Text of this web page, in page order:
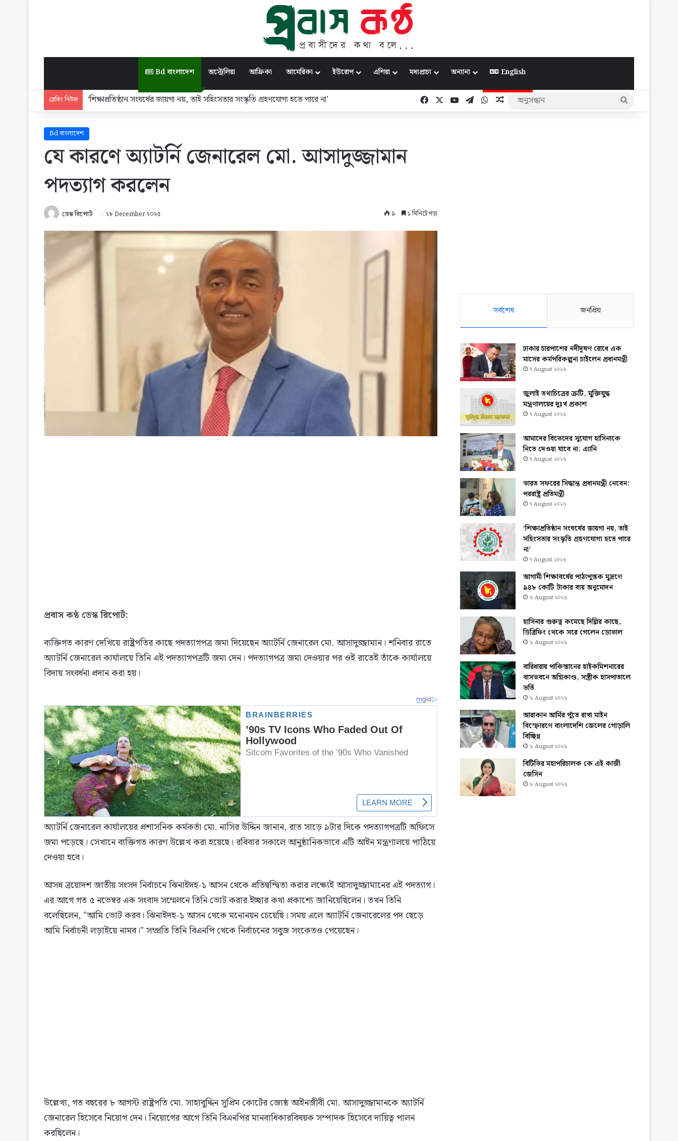
Bd বাংলাদেশ অস্ট্রেলিয়া আফ্রিকা আমেরিকা ইউরোপ এশিয়া মধ্যপ্রাচ্য অন্যান্য English
ব্রেকিং নিউজ ‘শিক্ষাপ্রতিষ্ঠান সংঘর্ষের জায়গা নয়, তাই সহিংসতার সংস্কৃতি গ্রহণযোগ্য হতে পারে না’ Facebook YouTubeTelegramWhatsApp
Random Article
Bd বাংলাদেশ
যে কারণে অ্যাটর্নি জেনারেল মো. আসাদুজ্জামান
পদত্যাগ করলেন
ডেস্ক রিপোর্ট ২৮ December ২০২৫ ৯ ১ মিনিটে পড়া
প্রবাস কন্ঠ ডেস্ক রিপোর্ট:
ব্যক্তিগত কারণ দেখিয়ে রাষ্ট্রপতির কাছে পদত্যাগপত্র জমা দিয়েছেন অ্যাটর্নি জেনারেল মো. আসাদুজ্জামান। শনিবার রাতে
অ্যাটর্নি জেনারেল কার্যালয়ে তিনি এই পদত্যাগপত্রটি জমা দেন। পদত্যাগপত্র জমা দেওয়ার পর ওই রাতেই তাঁকে কার্যালয়ে
বিদায় সংবর্ধনা প্রদান করা হয়।
অ্যাটর্নি জেনারেল কার্যালয়ের প্রশাসনিক কর্মকর্তা মো. নাসির উদ্দিন জানান, রাত সাড়ে ৯টার দিকে পদত্যাগপত্রটি অফিসে
জমা পড়েছে। সেখানে ব্যক্তিগত কারণ উল্লেখ করা হয়েছে। রবিবার সকালে আনুষ্ঠানিকভাবে এটি আইন মন্ত্রণালয়ে পাঠিয়ে
দেওয়া হবে।
আসন্ন ত্রয়োদশ জাতীয় সংসদ নির্বাচনে ঝিনাইদহ-১ আসন থেকে প্রতিদ্বন্দ্বিতা করার লক্ষ্যেই আসাদুজ্জামানের এই পদত্যাগ।
এর আগে গত ৫ নভেম্বর এক সংবাদ সম্মেলনে তিনি ভোট করার ইচ্ছার কথা প্রকাশ্যে জানিয়েছিলেন। তখন তিনি
বলেছিলেন, "আমি ভোট করব। ঝিনাইদহ-১ আসন থেকে মনোনয়ন চেয়েছি। সময় এলে অ্যাটর্নি জেনারেলের পদ ছেড়ে
আমি নির্বাচনী লড়াইয়ে নামব।" সম্প্রতি তিনি বিএনপি থেকে নির্বাচনের সবুজ সংকেতও পেয়েছেন।
উল্লেখ্য, গত বছরের ৮ আগস্ট রাষ্ট্রপতি মো. সাহাবুদ্দিন সুপ্রিম কোর্টের জ্যেষ্ঠ আইনজীবী মো. আসাদুজ্জামানকে অ্যাটর্নি
জেনারেল হিসেবে নিয়োগ দেন। নিয়োগের আগে তিনি বিএনপির মানবাধিকারবিষয়ক সম্পাদক হিসেবে দায়িত্ব পালন
করছিলেন।
সর্বশেষ জনপ্রিয়
ঢাকার চারপাশের নদীদূষণ রোধে এক
মাসের কর্মপরিকল্পনা চাইলেন প্রধানমন্ত্রী
৭ August ২০২৬
জুলাই তথ্যচিত্রের ত্রুটি, মুক্তিযুদ্ধ
মন্ত্রণালয়ের দুঃখ প্রকাশ
৭ August ২০২৬
আমাদের বিভেদের সুযোগ হাসিনাকে
নিতে দেওয়া যাবে না: এ্যানি
৭ August ২০২৬
ভারত সফরের সিদ্ধান্ত প্রধানমন্ত্রী নেবেন:
পররাষ্ট্র প্রতিমন্ত্রী
৭ August ২০২৬
‘শিক্ষাপ্রতিষ্ঠান সংঘর্ষের জায়গা নয়, তাই
সহিংসতার সংস্কৃতি গ্রহণযোগ্য হতে পারে
না’
৭ August ২০২৬
আগামী শিক্ষাবর্ষের পাঠ্যপুস্তক মুদ্রণে
৯৪৮ কোটি টাকার ব্যয় অনুমোদন
৬ August ২০২৬
হাসিনার গুরুত্ব কমেছে দিল্লির কাছে,
ডিব্রিফিং থেকে সরে গেলেন ডোভাল
৬ August ২০২৬
বারিধারায় পাকিস্তানের হাইকমিশনারের
বাসভবনে অগ্নিকাণ্ড, সস্ত্রীক হাসপাতালে
ভর্তি
৬ August ২০২৬
আরাকান আর্মির পুঁতে রাখা মাইন
বিস্ফোরণে বাংলাদেশি জেলের গোড়ালি
বিচ্ছিন্ন
৬ August ২০২৬
বিটিভির মহাপরিচালক কে এই কাজী
জেসিন
৬ August ২০২৬